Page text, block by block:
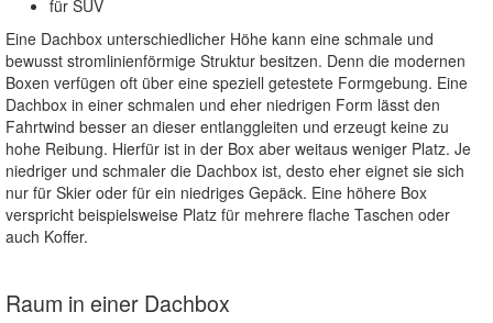
für SUV
Eine Dachbox unterschiedlicher Höhe kann eine schmale und
bewusst stromlinienförmige Struktur besitzen. Denn die modernen
Boxen verfügen oft über eine speziell getestete Formgebung. Eine
Dachbox in einer schmalen und eher niedrigen Form lässt den
Fahrtwind besser an dieser entlanggleiten und erzeugt keine zu
hohe Reibung. Hierfür ist in der Box aber weitaus weniger Platz. Je
niedriger und schmaler die Dachbox ist, desto eher eignet sie sich
nur für Skier oder für ein niedriges Gepäck. Eine höhere Box
verspricht beispielsweise Platz für mehrere flache Taschen oder
auch Koffer.
Raum in einer Dachbox